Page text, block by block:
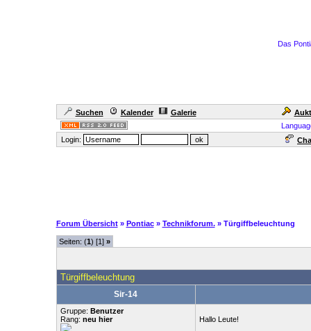
Das
Suchen Kalender Galerie
Login:
Forum Übersicht » Pontiac » Technikforum. » Türgiffbeleuchtung
Seiten: (1) [1] »
Türgiffbeleuchtung
Sir-14
Gruppe: Benutzer
Rang: neu hier
Hallo Leute!